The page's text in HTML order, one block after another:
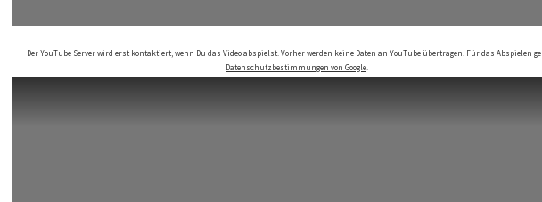
Der YouTube Server wird erst kontaktiert, wenn Du das Video abspielst. Vorher werden keine Daten an YouTube übertragen. Für das Abspielen
Datenschutzbestimmungen von Google.